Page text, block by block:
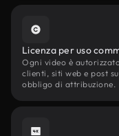
Licenza per uso
Ogni video è
clienti, siti web e post
obbligo di attribuzione.